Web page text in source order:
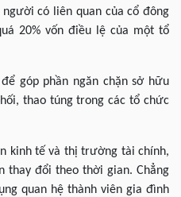
có liên quan của cổ đông
20% vốn điều lệ của một tổ
góp phần ngăn chặn sở hữu
thao túng trong các tổ chức
kinh tế và thị trường tài chính,
thay đổi theo thời gian. Chẳng
quan hệ thành viên gia đình